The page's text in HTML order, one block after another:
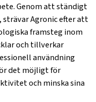
Genom att ständigt
strävar Agronic efter att
framsteg inom
och tillverkar
användning
det möjligt för
och minska sina